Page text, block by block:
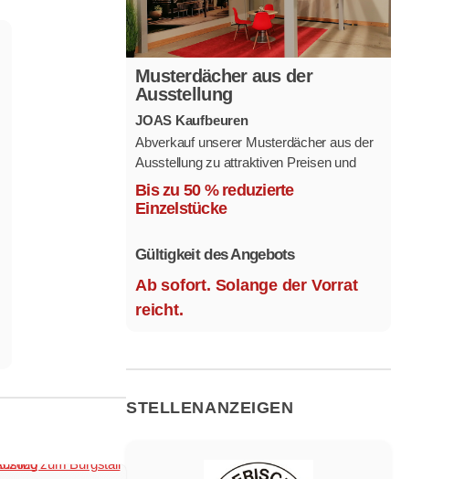
Musterdächer aus der
Ausstellung
JOAS Kaufbeuren
Abverkauf unserer Musterdächer aus der
Ausstellung zu attraktiven Preisen und
sofort verfügbar.
Mehrere Modelle in verschiedenen
Bis zu 50 % reduzierte
Einzelstücke
Gültigkeit des Angebots
Ab sofort. Solange der Vorrat
reicht.
STELLENANZEIGEN